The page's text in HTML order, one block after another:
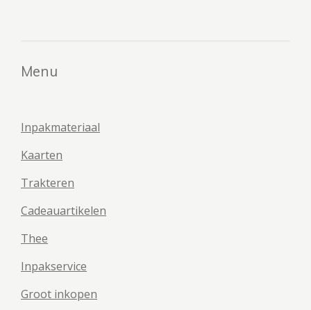
Menu
Inpakmateriaal
Kaarten
Trakteren
Cadeauartikelen
Thee
Inpakservice
Groot inkopen